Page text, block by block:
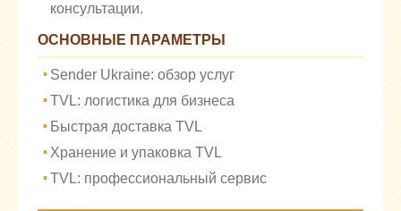
консультации.
ОСНОВНЫЕ ПАРАМЕТРЫ
Sender Ukraine: обзор услуг
TVL: логистика для бизнеса
Быстрая доставка TVL
Хранение и упаковка TVL
TVL: профессиональный сервис